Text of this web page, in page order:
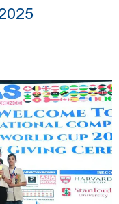
შორის 2
თბილისში
საქმეზე